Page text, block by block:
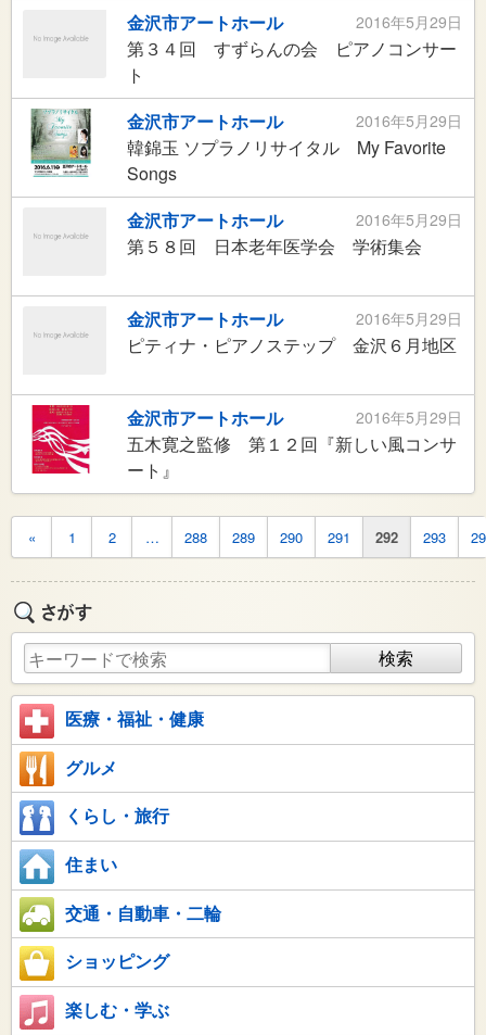
2016年5月29日
金沢市アートホール
第３４回 すずらんの会 ピアノコンサー
ト
2016年5月29日
金沢市アートホール
韓錦玉 ソプラノリサイタル My Favorite
Songs
2016年5月29日
金沢市アートホール
第５８回 日本老年医学会 学術集会
2016年5月29日
金沢市アートホール
ピティナ・ピアノステップ 金沢６月地区
2016年5月29日
金沢市アートホール
五木寛之監修 第１２回『新しい風コンサ
ート』
« 1 2 … 288 289 290 291 292 293
医療・福祉・健康
グルメ
くらし・旅行
住まい
交通・自動車・二輪
ショッピング
楽しむ・学ぶ